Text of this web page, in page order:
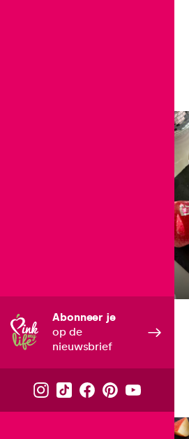
Abonneer je
op de
nieuwsbrief